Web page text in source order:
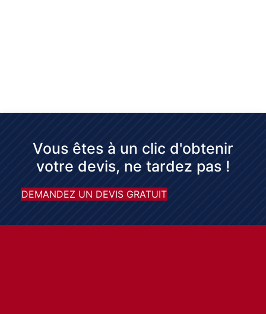
Vous êtes à un clic d'obtenir
votre devis, ne tardez pas !
DEMANDEZ UN DEVIS GRATUIT